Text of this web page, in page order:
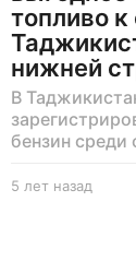
топливо к
нижней
В
бензин
5 лет назад